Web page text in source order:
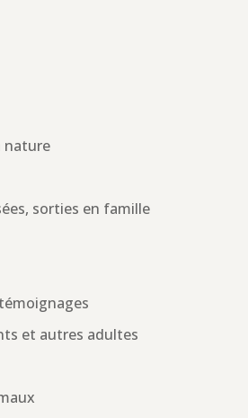
nature
sorties en famille
et autres adultes